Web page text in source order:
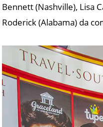
Bennett (Nashville), Lisa
Roderick (Alabama) da